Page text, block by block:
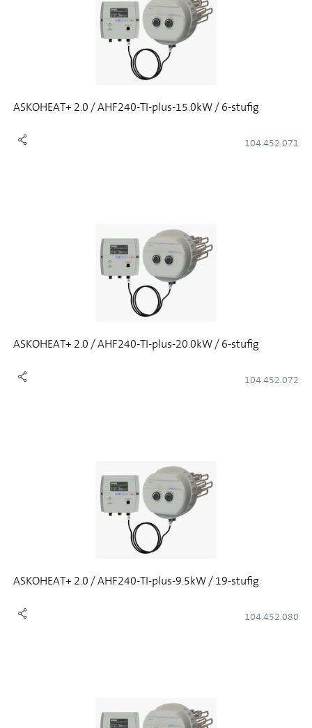
ASKOHEAT+ 2.0 / AHF240-TI-plus-15.0kW / 6-stufig
104.452.071
ASKOHEAT+ 2.0 / AHF240-TI-plus-20.0kW / 6-stufig
104.452.072
ASKOHEAT+ 2.0 / AHF240-TI-plus-9.5kW / 19-stufig
104.452.080